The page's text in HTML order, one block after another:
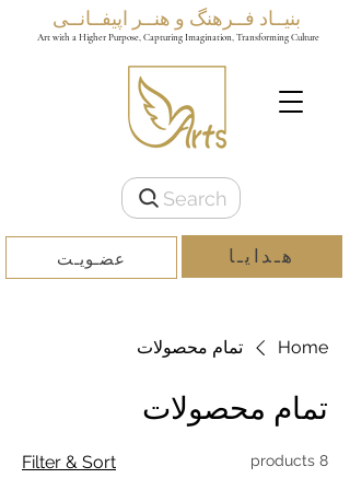
Art with a Higher Purpose, Capturing Imagination, Transforming Culture
هـدایـا عضـویـت
بنیــاد فــرهنگ و هنــر اپیفــانــی
Search
Home تمام محصولات
تمام محصولات
8 products
Filter & Sort